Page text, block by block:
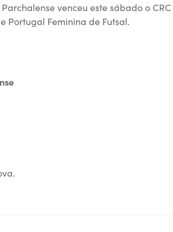
venceu este sábado o
Portugal Feminina de Futsal.